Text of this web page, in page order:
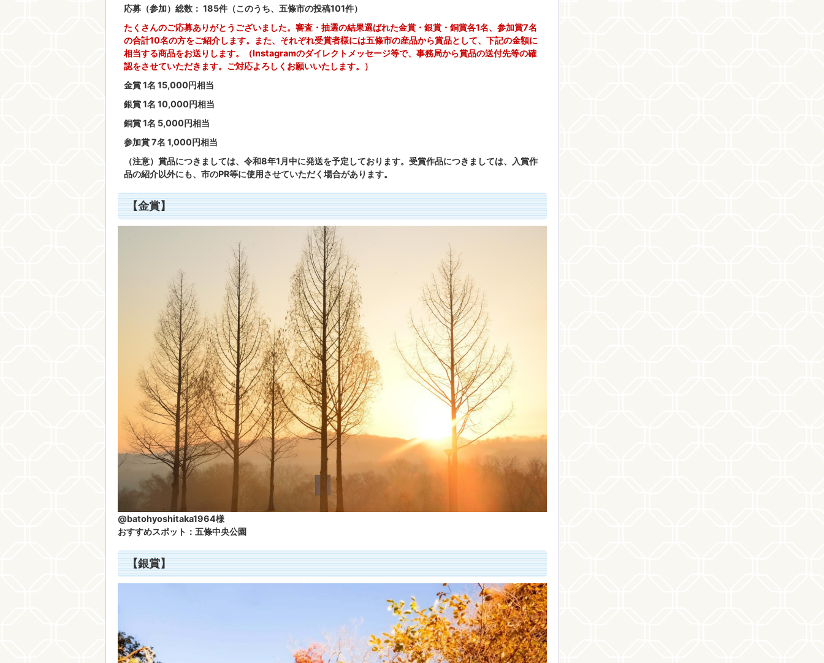
応募（参加）総数： 185件（このうち、五條市の投稿101件）
たくさんのご応募ありがとうございました。審査・抽選の結果選ばれた金賞・銀賞・銅賞各1名、参加賞7名
の合計10名の方をご紹介します。また、それぞれ受賞者様には五條市の産品から賞品として、下記の金額に
相当する商品をお送りします。（Instagramのダイレクトメッセージ等で、事務局から賞品の送付先等の確
認をさせていただきます。ご対応よろしくお願いいたします。）
金賞 1名 15,000円相当
銀賞 1名 10,000円相当
銅賞 1名 5,000円相当
参加賞 7名 1,000円相当
（注意）賞品につきましては、令和8年1月中に発送を予定しております。受賞作品につきましては、入賞作
品の紹介以外にも、市のPR等に使用させていただく場合があります。
【金賞】
@batohyoshitaka1964様
おすすめスポット：五條中央公園
【銀賞】